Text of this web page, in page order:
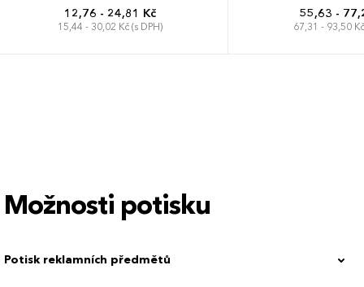
12,76 - 24,81 Kč
15,44 - 30,02 Kč (s DPH)
55,63 -
67,31 - 93,50
Možnosti potisku
Potisk reklamních předmětů